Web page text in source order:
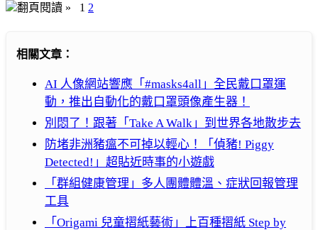
翻頁閱讀 » 1 2
相關文章：
AI 人像網站響應「#masks4all」全民戴口罩運
動，推出自動化的戴口罩頭像產生器！
別悶了！跟著「Take A Walk」到世界各地散步去
防堵非洲豬瘟不可掉以輕心！「偵豬! Piggy
Detected!」超貼近時事的小遊戲
「群組健康管理」多人團體體溫、症狀回報管理
工具
「Origami 兒童摺紙藝術」上百種摺紙 Step by